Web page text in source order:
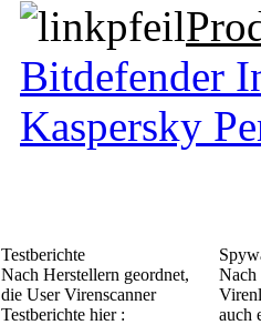
Bitdefender
Kaspersky
Testberichte
Nach Herstellern geordnet,
die User Virenscanner
Testberichte hier :
Nach
auch